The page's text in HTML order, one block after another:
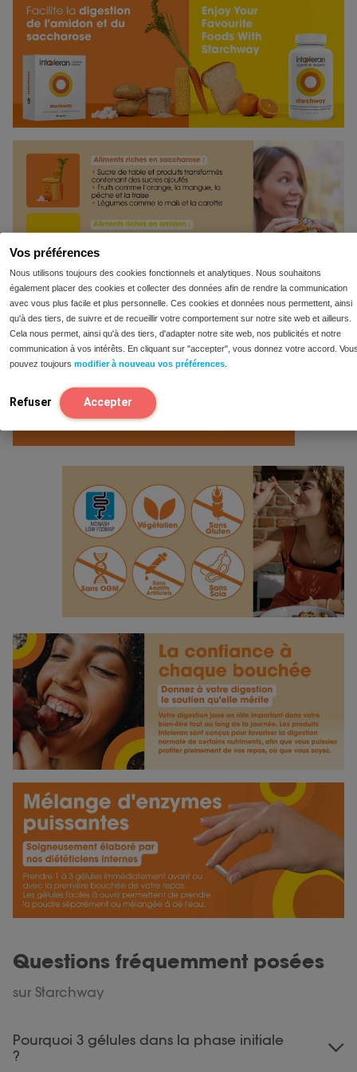
Vos préférences
Nous utilisons toujours des cookies fonctionnels et analytiques. Nous souhaitons
également placer des cookies et collecter des données afin de rendre la communication
avec vous plus facile et plus personnelle. Ces cookies et données nous permettent, ainsi
qu'à des tiers, de suivre et de recueillir votre comportement sur notre site web et ailleurs.
Cela nous permet, ainsi qu'à des tiers, d'adapter notre site web, nos publicités et notre
communication à vos intérêts. En cliquant sur "accepter", vous donnez votre accord.
pouvez toujours modifier à nouveau vos préférences
Refuser Accepter
l’Université de Monash. Les FODMAPs sont un groupe
de sucres alimentaires indigestes ou mal absorbés par
le tractus gastro-intestinal. Des échantillons de ce
produit ont été analysés et classés comme étant
Monash University Low FODMAP Certified trademark
under licence used in France by Intoleran. Une portion
de ce produit peut aider à suivre le régime Monash
University Low FODMAP™️. Un régime strict à faible
teneur en FODMAP ne doit pas être entrepris sans la
supervision d’un médecin.
Questions fréquemment posées
sur Starchway
Pourquoi 3 gélules dans la phase initiale
?